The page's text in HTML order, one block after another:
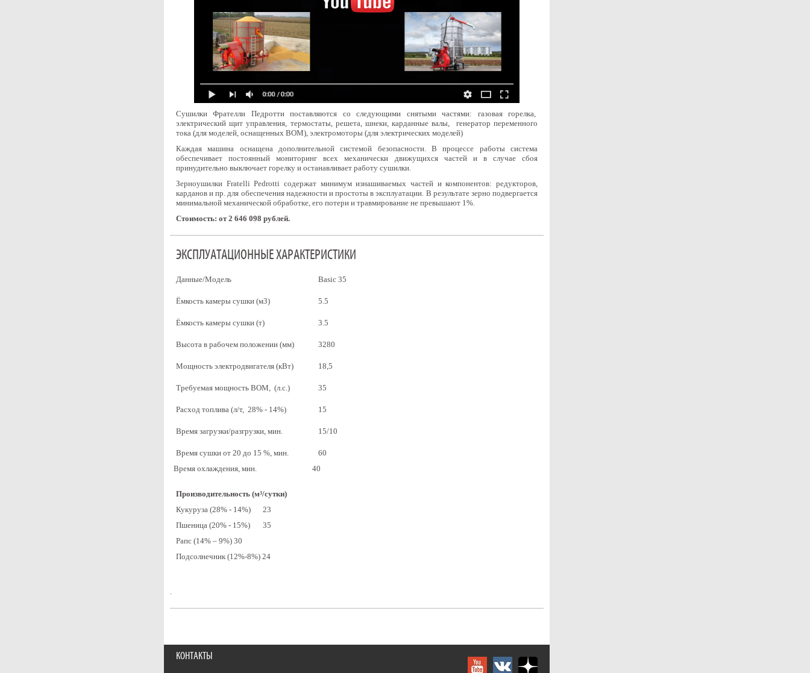
Сушилки Фрателли Педротти поставляются со следующими снятыми частями: газовая горелка,
электрический щит управления, термостаты, решета, шнеки, карданные валы, генератор переменного
тока (для моделей, оснащенных ВОМ), электромоторы (для электрических моделей)
Каждая машина оснащена дополнительной системой безопасности. В процессе работы система
обеспечивает постоянный мониторинг всех механически движущихся частей и в случае сбоя
принудительно выключает горелку и останавливает работу сушилки.
Зерноушилки Fratelli Pedrotti содержат минимум изнашиваемых частей и компонентов: редукторов,
карданов и пр. для обеспечения надежности и простоты в эксплуатации. В результате зерно подвергается
минимальной механической обработке, его потери и травмирование не превышают 1%.
Стоимость: от 2 646 098 рублей.
ЭКСПЛУАТАЦИОННЫЕ ХАРАКТЕРИСТИКИ
Данные/Модель Basic 35
Ёмкость камеры сушки (м3) 5.5
Ёмкость камеры сушки (т) 3.5
Высота в рабочем положении (мм) 3280
Мощность электродвигателя (кВт) 18,5
Требуемая мощность ВОМ, (л.с.) 35
Расход топлива (л/т, 28% - 14%) 15
Время загрузки/разгрузки, мин. 15/10
Время сушки от 20 до 15 %, мин.
60
Время охлаждения, мин.
40
Производительность (м³/сутки)
Кукуруза (28% - 14%)
23
Пшеница (20% - 15%)
35
Рапс (14% – 9%) 30
Подсолнечник (12%-8%) 24
.
КОНТАКТЫ